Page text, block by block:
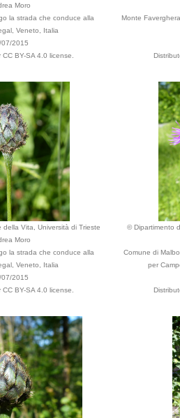
Moro
la strada che conduce alla
Veneto, Italia
07/2015
BY-SA 4.0 license.
Monte
Vita, Università di Trieste
Moro
la strada che conduce alla
Veneto, Italia
07/2015
BY-SA 4.0 license.
© Dipartimento
Comune di
per